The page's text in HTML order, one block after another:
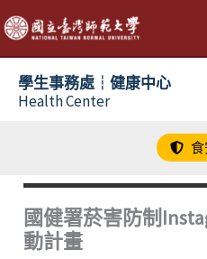
跳
至
主
學生事務處┆健康中心
Health Center
食
國健署菸害防制
動計畫